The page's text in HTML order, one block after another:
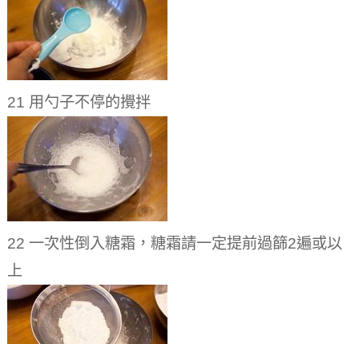
21 用勺子不停的攪拌
22 一次性倒入糖霜，糖霜請一定提前過篩2遍或以
上